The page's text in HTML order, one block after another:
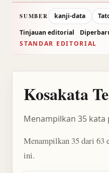
SUMBER kanji-data
Tinjauan editorial
STANDAR EDITORIAL
Kosakata
Menampilkan 35 kata
Menampilkan 35 dari 63
ini.